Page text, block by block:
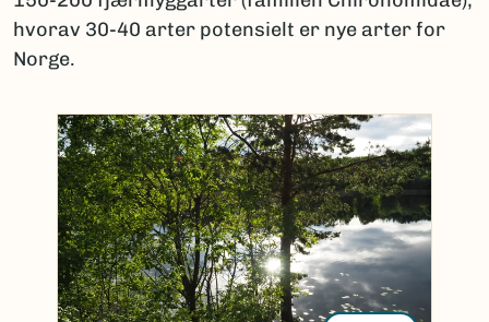
hvorav 30-40 arter potensielt er nye arter for
Norge.